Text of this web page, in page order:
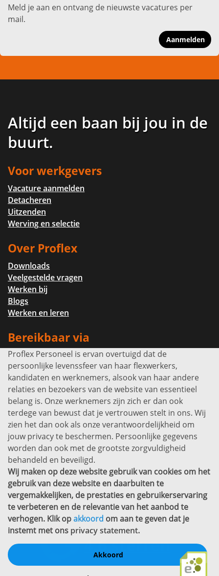
Meld je aan en ontvang de nieuwste vacatures per
mail.
Aanmelden
Altijd een baan bij jou in de
buurt.
Voor werkgevers
Vacature aanmelden
Detacheren
Uitzenden
Werving en selectie
Over Proflex
Downloads
Veelgestelde vragen
Werken bij
Blogs
Werken en leren
Bereikbaar via
Info@proflexpersoneel.nl
Bel ons:+31 (0)85 0450040
Prins Willem-Alexanderlaan 301
7311 SW Apeldoorn
Disclaimer
Privacyverklaring
Sitemap
Copyright
Bekijk ook eens
Proflex Personeel is ervan overtuigd dat de
persoonlijke levenssfeer van haar flexwerkers,
kandidaten en werknemers, alsook van haar andere
relaties en bezoekers van de website van essentieel
belang is. Onze werknemers zijn zich er dan ook
terdege van bewust dat je vertrouwen stelt in ons. Wij
zien het dan ook als onze verantwoordelijkheid om
jouw privacy te beschermen. Persoonlijke gegevens
worden dan ook met de grootste zorgvuldigheid
behandeld en beveiligd.
Wij maken op deze website gebruik van cookies om het
gebruik van deze website en daarbuiten te
vergemakkelijken, de prestaties en gebruikerservaring
te verbeteren en de relevantie van het aanbod te
verhogen. Klik opakkoord om aan te geven dat je
instemt met ons privacy statement.
Akkoord